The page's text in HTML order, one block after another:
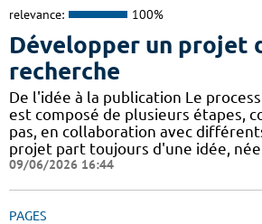
relevance: 100%
Développer un projet
recherche
De l'idée à la publication Le
est composé de plusieurs étapes,
pas, en collaboration avec
projet part toujours d'une idée,
09/06/2026 16:44
PAGES